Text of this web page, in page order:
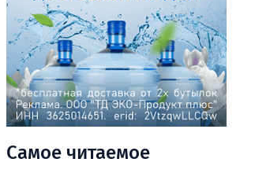
Самое читаемое